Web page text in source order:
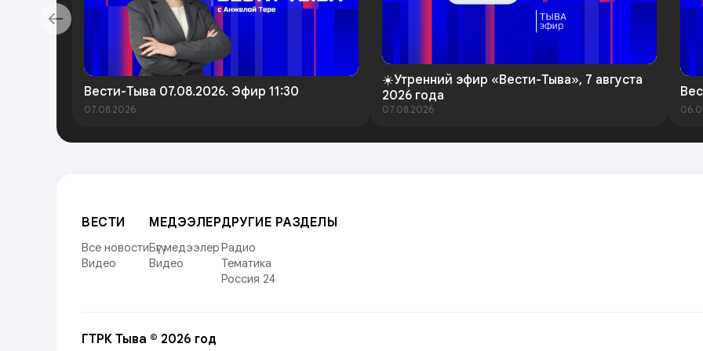
Вести-Тыва 07.08.2026. Эфир 11:30
07.08.2026
☀️Утренний эфир «Вести-Тыва», 7 августа
2026 года
07.08.2026
ВЕСТИ
Все новости
Видео
МЕДЭЭЛЕР
Бүгү медээлер
Видео
ДРУГИЕ РАЗДЕЛЫ
Радио
Тематика
Россия 24
ГТРК Тыва © 2026 год